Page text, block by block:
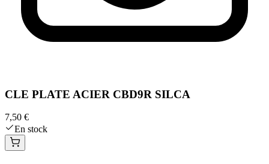
CLE PLATE ACIER CBD9R SILCA
7,50 €
En stock